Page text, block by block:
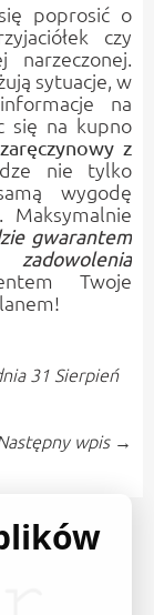
poprosić o
czy
narzeczonej.
sytuacje, w
na
się na kupno
z
nie tylko
wygodę
Maksymalnie
gwarantem
Twoje
31 Sierpień
wpis →